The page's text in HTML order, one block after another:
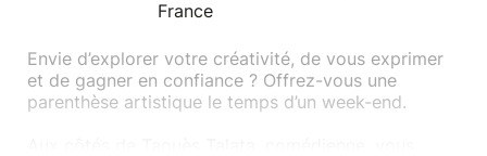
France
Envie d’explorer votre créativité, de vous exprimer
et de gagner en confiance ? Offrez-vous une
parenthèse artistique le temps d’un week-end.